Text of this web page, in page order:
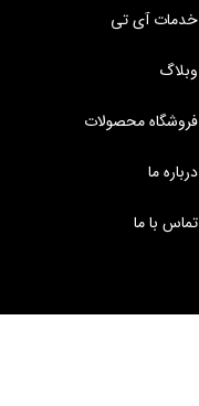
خدمات آی تی
وبلاگ
فروشگاه محصولات
درباره ما
تماس با ما